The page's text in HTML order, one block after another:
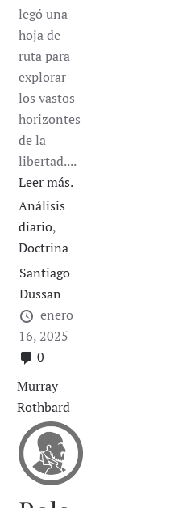
legó una
hoja de
ruta para
explorar
los vastos
horizontes
de la
libertad....
Leer más.
Análisis
diario,
Doctrina
Santiago
Dussan
enero
16, 2025
0
Murray
Rothbard